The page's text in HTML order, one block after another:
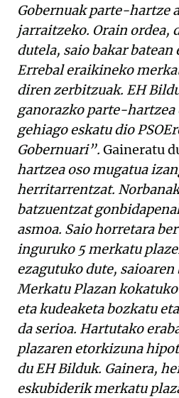
Gobernuak parte-hartze
jarraitzeko. Orain ordea,
dutela, saio bakar
Errebal eraikineko
diren zerbitzuak. EH
ganorazko parte-hartzea
gehiago eskatu dio
Gobernuari”. Gaineratu
hartzea oso mugatua
herritarrentzat.
batzuentzat
asmoa. Saio horretara
inguruko 5 merkatu
ezagutuko dute,
Merkatu Plazan
eta kudeaketa bozkatu
da serioa. Hartutako
plazaren etorkizuna
du EH Bilduk. Gainera,
eskubiderik merkatu